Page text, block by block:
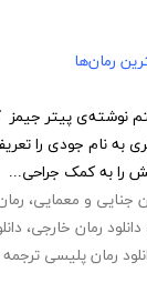
رمان‌ها
نام جودی را
را به کمک جراحی...
جنایی و معمایی،
دانلود رمان خارجی،
رمان پلیسی